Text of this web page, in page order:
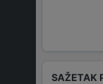
SAŽETAK